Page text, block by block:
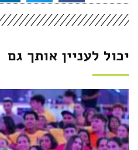
יכול לעניין אותך גם